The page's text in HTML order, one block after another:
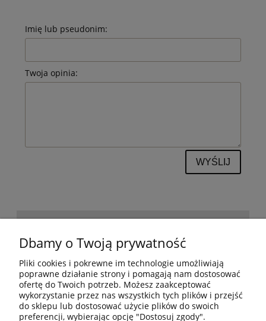
Imię lub pseudonim:
Twoja opinia:
WYŚLIJ
BESTSELLERY
MOJE KONTO
Dbamy o Twoją prywatność
Pliki cookies i pokrewne im technologie umożliwiają
poprawne działanie strony i pomagają nam dostosować
ofertę do Twoich potrzeb. Możesz zaakceptować
wykorzystanie przez nas wszystkich tych plików i przejść
do sklepu lub dostosować użycie plików do swoich
preferencji, wybierając opcję "Dostosuj zgody".